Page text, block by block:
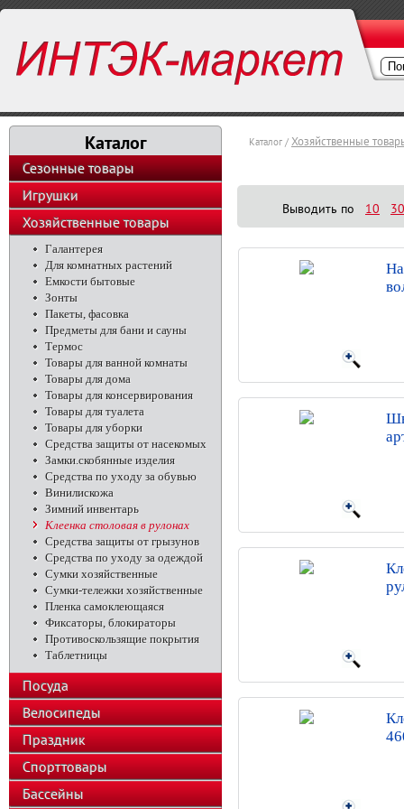
Каталог
Сезонные товары
Игрушки
Хозяйственные товары
Галантерея
Для комнатных растений
Емкости бытовые
Зонты
Пакеты, фасовка
Предметы для бани и сауны
Термос
Товары для ванной комнаты
Товары для дома
Товары для консервирования
Товары для туалета
Товары для уборки
Средства защиты от насекомых
Замки.скобянные изделия
Средства по уходу за обувью
Винилискожа
Зимний инвентарь
Клеенка столовая в рулонах
Средства защиты от грызунов
Средства по уходу за одеждой
Сумки хозяйственные
Сумки-тележки хозяйственные
Пленка самоклеющаяся
Фиксаторы, блокираторы
Противоскользящие покрытия
Таблетницы
Посуда
Велосипеды
Праздник
Спорттовары
Бассейны
Каталог / Хозяйственные
Выводить по 10 30